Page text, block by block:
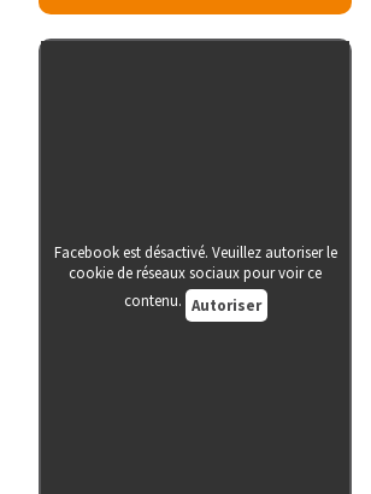
Facebook est désactivé. Veuillez autoriser le
cookie de réseaux sociaux pour voir ce
contenu. Autoriser